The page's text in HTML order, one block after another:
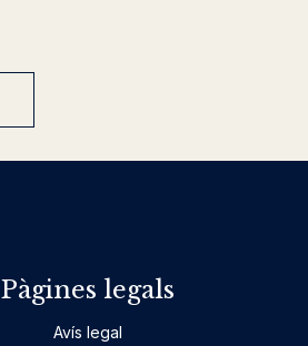
Pàgines legals
Avís legal